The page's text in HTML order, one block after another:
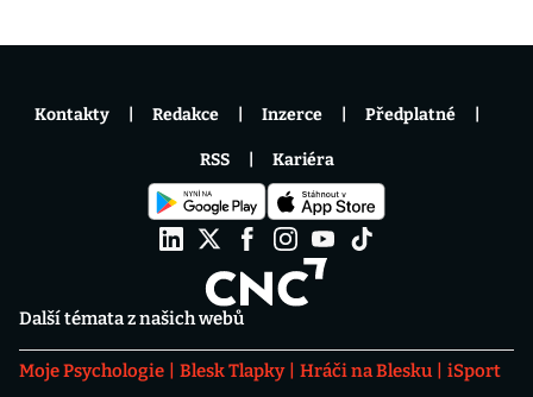
Další témata z našich webů
Moje Psychologie Blesk Tlapky Hráči na Blesku
iSport
Kontakty Redakce Inzerce Předplatné
RSS Kariéra